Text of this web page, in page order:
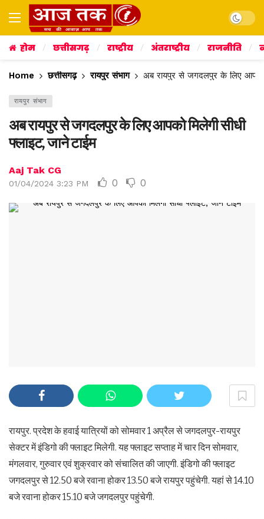
Dark
होम छत्तीसगढ़ राष्ट्रीय अंतराष्ट्रीय राजनीति
Home छत्तीसगढ़ रायपुर संभाग अब रायपुर से जगदलपुर के लिए आपको
रायपुर संभाग
अब रायपुर से जगदलपुर के लिए आपको मिलेगी सीधी
फ्लाइट, जाने टाईम
Aaj Tak CG
01/04/2024 3:23 PM 0 0
रायपुर. प्रदेश के हवाई यात्रियों को सोमवार 1 अप्रैल से जगदलपुर-रायपुर
सेक्टर में इंडिगो की फ्लाइट मिलेगी. यह फ्लाइट सप्ताह में चार दिन सोमवार,
मंगलवार, गुरुवार एवं शुक्रवार को संचालित की जाएगी. इंडिगो की फ्लाइट
जगदलपुर से 12.50 बजे रवाना होकर 13.50 बजे रायपुर पहुंचेगी. यहां से 14.10
बजे रवाना होकर 15.10 बजे जगदलपुर पहुंचेगी.